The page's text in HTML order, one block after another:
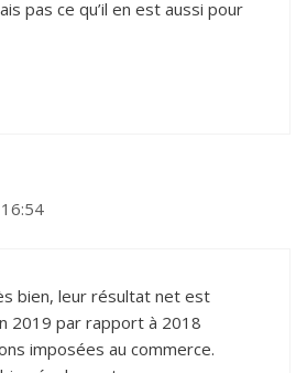
pas ce qu’il en est aussi pour
bien, leur résultat net est
2019 par rapport à 2018
imposées au commerce.